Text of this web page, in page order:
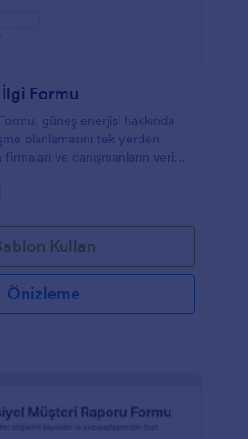
Formu
güneş enerjisi hakkında
planlamasını tek yerden
ve danışmanların veri
Kullan
Önizleme